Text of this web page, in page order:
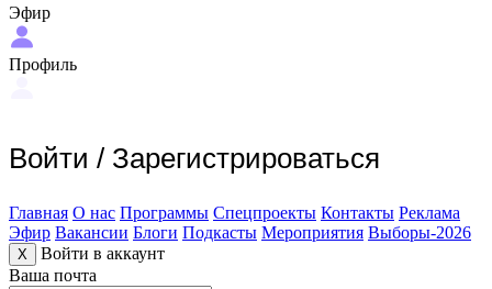
Эфир
Профиль
Войти / Зарегистрироваться
Главная О нас Программы Спецпроекты Контакты Реклама
Эфир Вакансии Блоги Подкасты Мероприятия Выборы-2026
X
Войти в аккаунт
Ваша почта